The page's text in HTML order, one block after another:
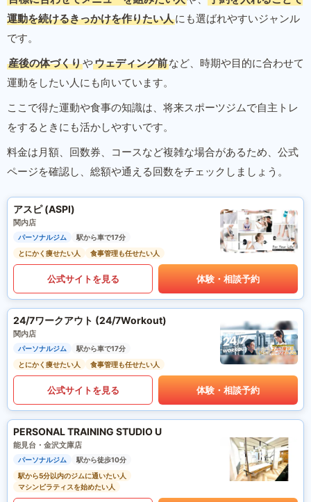
運動を続けるきっかけを作りたい人にも選ばれやすいジャンル
です。
産後の体づくりやウェディング前など、時期や目的に合わせて
運動をしたい人にも向いています。
ここで得た運動や食事の知識は、将来スポーツジムで自主トレ
をするときにも活かしやすいです。
料金は月額、回数券、コースなど複雑な場合があるため、公式
ページを確認し、総額や通える回数をチェックしましょう。
アスピ (ASPI)
関内店
パーソナルジム
駅から車で17分
とにかく痩せたい人
食事管理も任せたい人
公式サイトを見る 体験・相談予約
24/7ワークアウト (24/7Workout)
関内店
パーソナルジム
駅から車で17分
とにかく痩せたい人
食事管理も任せたい人
公式サイトを見る 体験・相談予約
PERSONAL TRAINING STUDIO U
能見台・金沢文庫店
パーソナルジム
駅から徒歩10分
駅から5分以内のジムに通いたい人
マシンピラティスを始めたい人